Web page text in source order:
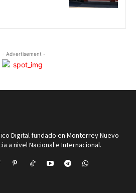
- Advertisement -
Digital fundado en Monterrey Nuevo
a nivel Nacional e Internacional.